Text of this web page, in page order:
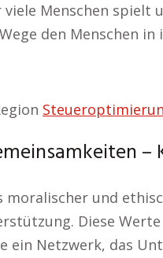
Menschen spielt
den Menschen
–
moralischer und
Diese
ein Netzwerk, das